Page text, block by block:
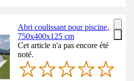
Abri coulissant pour piscine,
750x400x125 cm
Cet article n'a pas encore été
noté.